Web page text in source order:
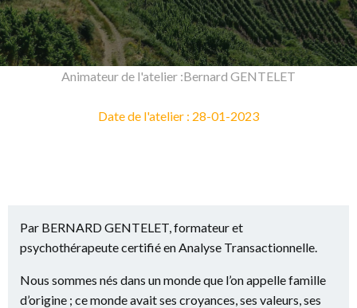
Animateur de l'atelier :Bernard GENTELET
Date de l'atelier : 28-01-2023
Par BERNARD GENTELET, formateur et
psychothérapeute certifié en Analyse Transactionnelle.
Nous sommes nés dans un monde que l’on appelle famille
d’origine ; ce monde avait ses croyances, ses valeurs, ses